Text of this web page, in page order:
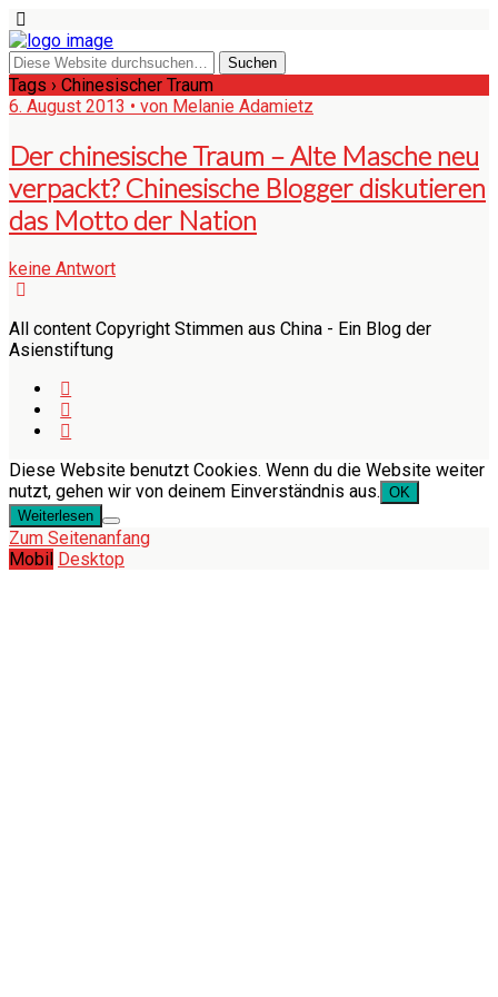
Tags › Chinesischer Traum
6. August 2013 • von Melanie Adamietz
Der chinesische Traum – Alte Masche neu
verpackt? Chinesische Blogger diskutieren
das Motto der Nation
keine Antwort
All content Copyright Stimmen aus China - Ein Blog der
Asienstiftung
Diese Website benutzt Cookies. Wenn du die Website weiter
nutzt, gehen wir von deinem Einverständnis aus. OK
Weiterlesen
Zum Seitenanfang
Mobil Desktop